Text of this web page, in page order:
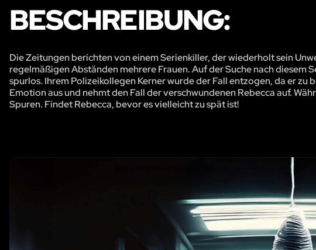
BESCHREIBUNG:
Die Zeitungen berichten von einem Serienkiller, der wiederholt sein
regelmäßigen Abständen mehrere Frauen. Auf der Suche nach diesem
spurlos. Ihrem Polizeikollegen Kerner wurde der Fall entzogen, da er
Emotion aus und nehmt den Fall der verschwundenen Rebecca auf.
Spuren. Findet Rebecca, bevor es vielleicht zu spät ist!